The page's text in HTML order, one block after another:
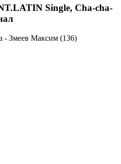
Single, Cha-cha-
- Змеев Максим (136)